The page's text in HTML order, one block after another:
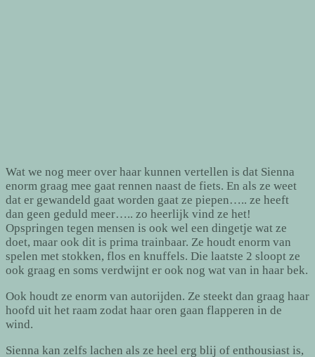
Wat we nog meer over haar kunnen vertellen is dat Sienna
enorm graag mee gaat rennen naast de fiets. En als ze weet
dat er gewandeld gaat worden gaat ze piepen….. ze heeft
dan geen geduld meer….. zo heerlijk vind ze het!
Opspringen tegen mensen is ook wel een dingetje wat ze
doet, maar ook dit is prima trainbaar. Ze houdt enorm van
spelen met stokken, flos en knuffels. Die laatste 2 sloopt ze
ook graag en soms verdwijnt er ook nog wat van in haar bek.
Ook houdt ze enorm van autorijden. Ze steekt dan graag haar
hoofd uit het raam zodat haar oren gaan flapperen in de
wind.
Sienna kan zelfs lachen als ze heel erg blij of enthousiast is,